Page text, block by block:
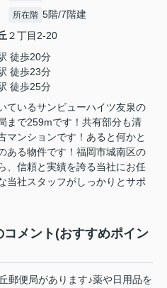
所在階 5階/7階建
２丁目2-20
徒歩20分
徒歩23分
徒歩25分
ているサンビューハイツ友泉の
まで259mです！共有部分も清
マンションです！あると何かと
ある物件です！福岡市城南区の
、信頼と実績を誇る当社にお任
当社スタッフがしっかりとサポ
メント(おすすめポイン
郵便局があります♪薬や日用品を